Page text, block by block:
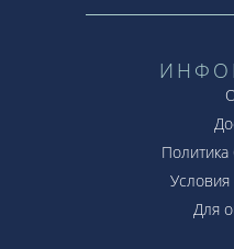
Политика
Для